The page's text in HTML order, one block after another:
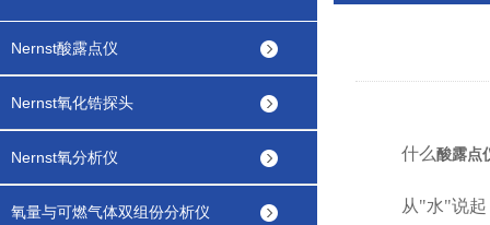
Nernst酸露点仪
Nernst氧化锆探头
Nernst氧分析仪
氧量与可燃气体双组份分析仪
什么酸露点
从"水"说起